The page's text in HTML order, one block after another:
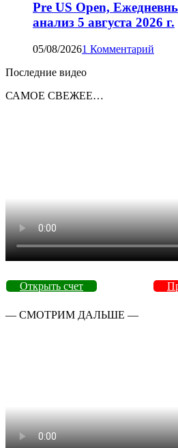
Pre US Open,
анализ 5 августа 2026 г.
05/08/20261 Комментарий
Последние видео
САМОЕ СВЕЖЕЕ…
Открыть счет
— СМОТРИМ ДАЛЬШЕ —